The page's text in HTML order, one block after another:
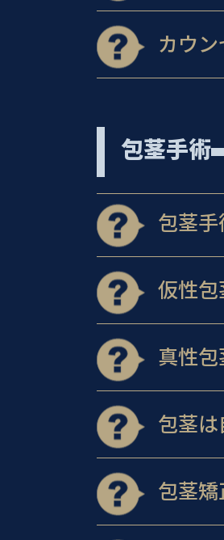
カウ
包茎手術
包茎
仮性包
真性
包茎
包茎